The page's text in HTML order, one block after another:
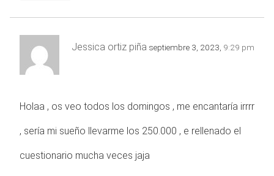
Jessica ortiz piña septiembre 3, 2023, 9:29 pm
Holaa , os veo todos los domingos , me encantaría irrrr
, sería mi sueño llevarme los 250.000 , e rellenado el
cuestionario mucha veces jaja